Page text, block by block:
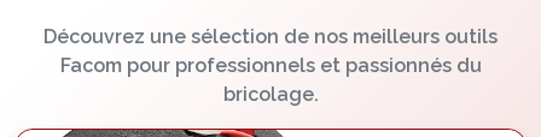
Découvrez une sélection de nos meilleurs outils
Facom pour professionnels et passionnés du
bricolage.